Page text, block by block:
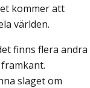
kommer att
världen.
finns flera andra
slaget om